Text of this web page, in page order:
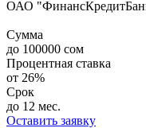
ОАО
Сумма
до 100000 сом
Процентная ставка
от 26%
Срок
до 12 мес.
Оставить заявку